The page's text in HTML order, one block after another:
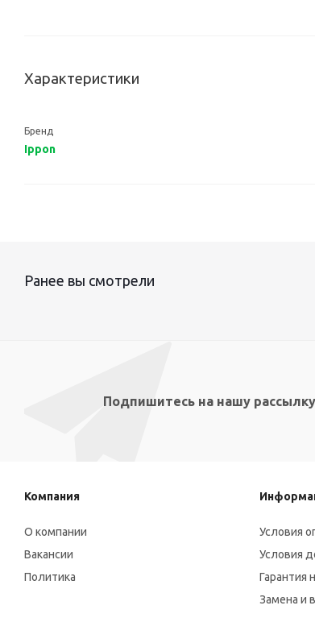
Характеристики
Бренд
Ippon
Ранее вы смотрели
Подпишитесь на нашу
Компания
О компании
Вакансии
Политика
Условия
Условия
Гарантия
Замена и